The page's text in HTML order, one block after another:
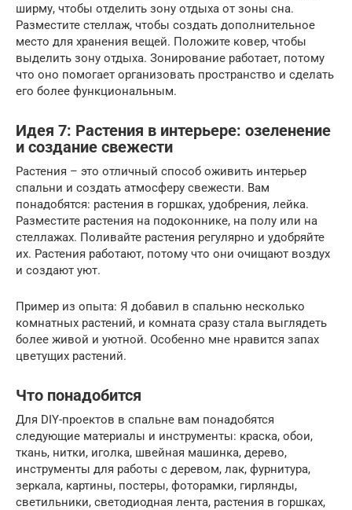
ширму, чтобы отделить зону отдыха от зоны сна.
Разместите стеллаж, чтобы создать дополнительное
место для хранения вещей. Положите ковер, чтобы
выделить зону отдыха. Зонирование работает, потому
что оно помогает организовать пространство и сделать
его более функциональным.
Идея 7: Растения в интерьере: озеленение
и создание свежести
Растения – это отличный способ оживить интерьер
спальни и создать атмосферу свежести. Вам
понадобятся: растения в горшках, удобрения, лейка.
Разместите растения на подоконнике, на полу или на
стеллажах. Поливайте растения регулярно и удобряйте
их. Растения работают, потому что они очищают воздух
и создают уют.
Пример из опыта: Я добавил в спальню несколько
комнатных растений, и комната сразу стала выглядеть
более живой и уютной. Особенно мне нравится запах
цветущих растений.
Что понадобится
Для DIY-проектов в спальне вам понадобятся
следующие материалы и инструменты: краска, обои,
ткань, нитки, иголка, швейная машинка, дерево,
инструменты для работы с деревом, лак, фурнитура,
зеркала, картины, постеры, фоторамки, гирлянды,
светильники, светодиодная лента, растения в горшках,